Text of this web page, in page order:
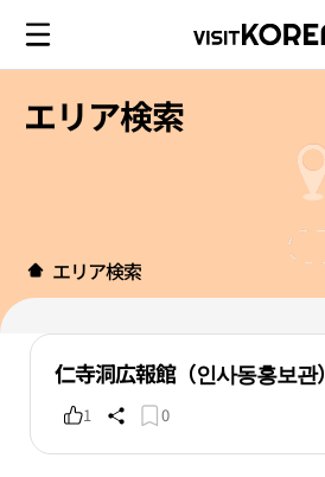
エリア検索
エリア検索
仁寺洞広報館（인사동홍보관）
1 0